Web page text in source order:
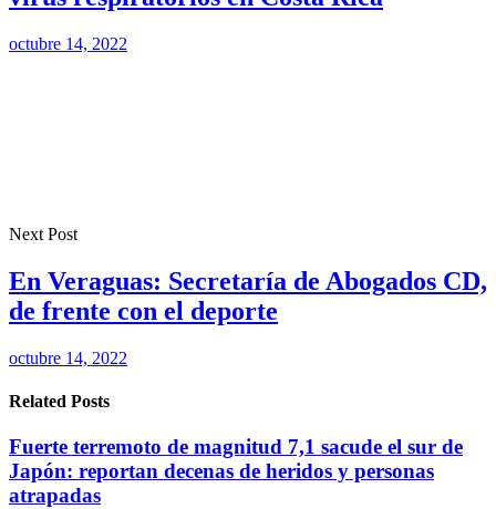
octubre 14, 2022
Next Post
En Veraguas: Secretaría de Abogados CD,
de frente con el deporte
octubre 14, 2022
Related Posts
Fuerte terremoto de magnitud 7,1 sacude el sur de
Japón: reportan decenas de heridos y personas
atrapadas